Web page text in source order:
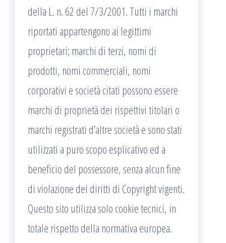
della L. n. 62 del 7/3/2001. Tutti i marchi
riportati appartengono ai legittimi
proprietari; marchi di terzi, nomi di
prodotti, nomi commerciali, nomi
corporativi e società citati possono essere
marchi di proprietà dei rispettivi titolari o
marchi registrati d’altre società e sono stati
utilizzati a puro scopo esplicativo ed a
beneficio del possessore, senza alcun fine
di violazione dei diritti di Copyright vigenti.
Questo sito utilizza solo cookie tecnici, in
totale rispetto della normativa europea.